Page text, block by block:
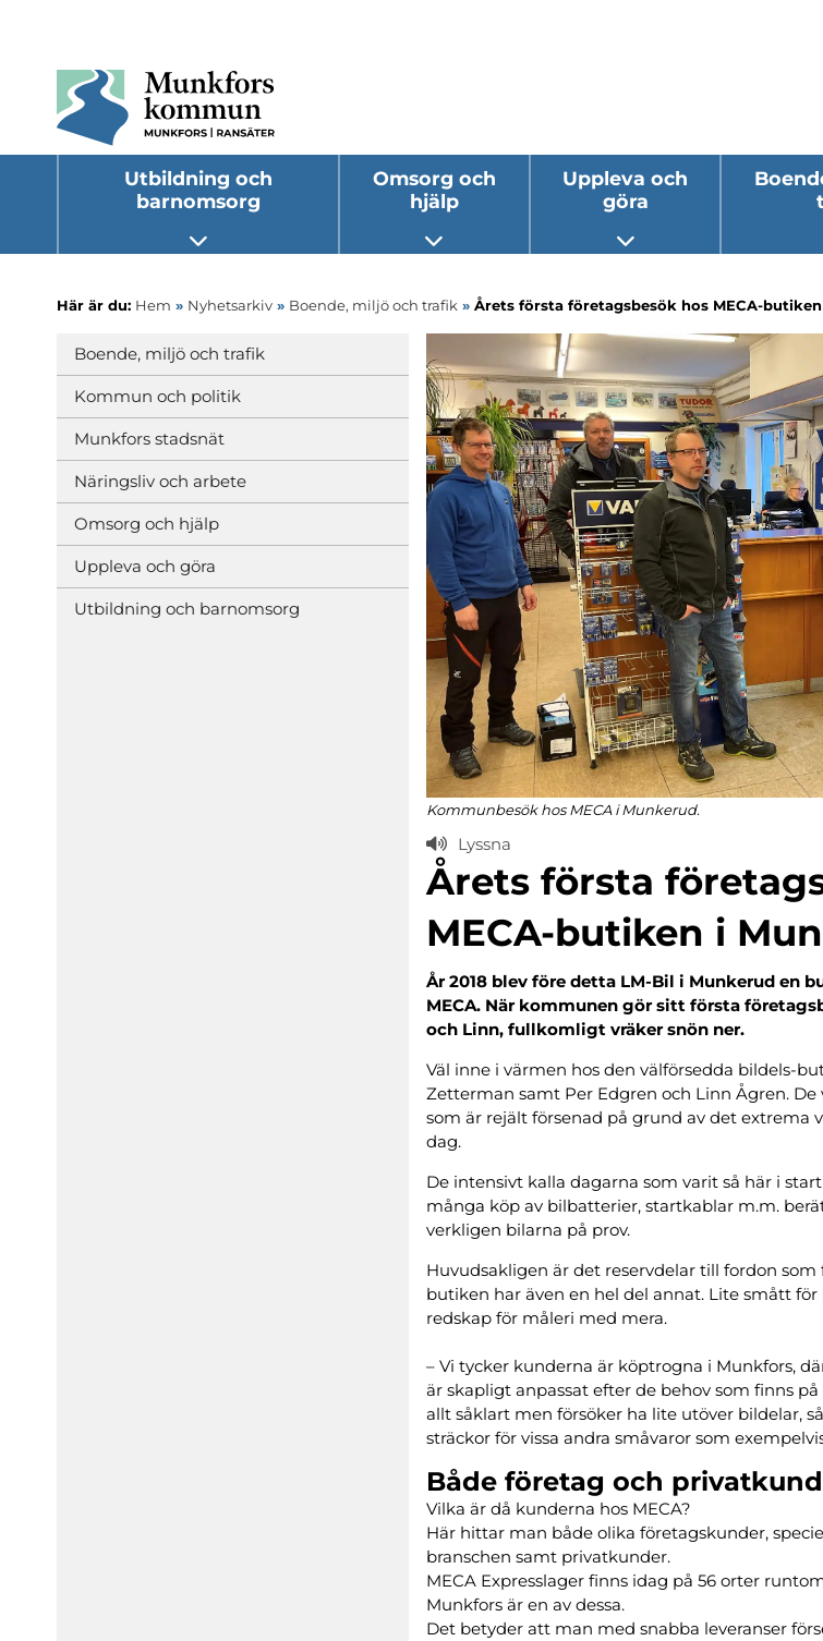
Utbildning och
barnomsorg
Öppna undermeny
Omsorg och
hjälp
Öppna undermeny
Uppleva och
göra
Öppna undermeny
Här är du: Hem » Nyhetsarkiv » Boende, miljö och trafik » Årets första företagsbesök hos MECA-
Boende, miljö och trafik
Kommun och politik
Munkfors stadsnät
Näringsliv och arbete
Omsorg och hjälp
Uppleva och göra
Utbildning och barnomsorg
Kommunbesök hos MECA i Munkerud.
Lyssna
Årets första
MECA-butiken i
År 2018 blev före detta LM-Bil i Munkerud en
MECA. När kommunen gör sitt första
och Linn, fullkomligt vräker snön ner.
Väl inne i värmen hos den välförsedda bildels-
Zetterman samt Per Edgren och Linn Ågren. De
som är rejält försenad på grund av det extrema
dag.
De intensivt kalla dagarna som varit så här i
många köp av bilbatterier, startkablar m.m.
verkligen bilarna på prov.
Huvudsakligen är det reservdelar till fordon
butiken har även en hel del annat. Lite smått
redskap för måleri med mera.
– Vi tycker kunderna är köptrogna i Munkfors,
är skapligt anpassat efter de behov som finns
allt såklart men försöker ha lite utöver bildelar,
sträckor för vissa andra småvaror som
Både företag och
Vilka är då kunderna hos MECA?
Här hittar man både olika företagskunder,
branschen samt privatkunder.
MECA Expresslager finns idag på 56 orter
Munkfors är en av dessa.
Det betyder att man med snabba leveranser